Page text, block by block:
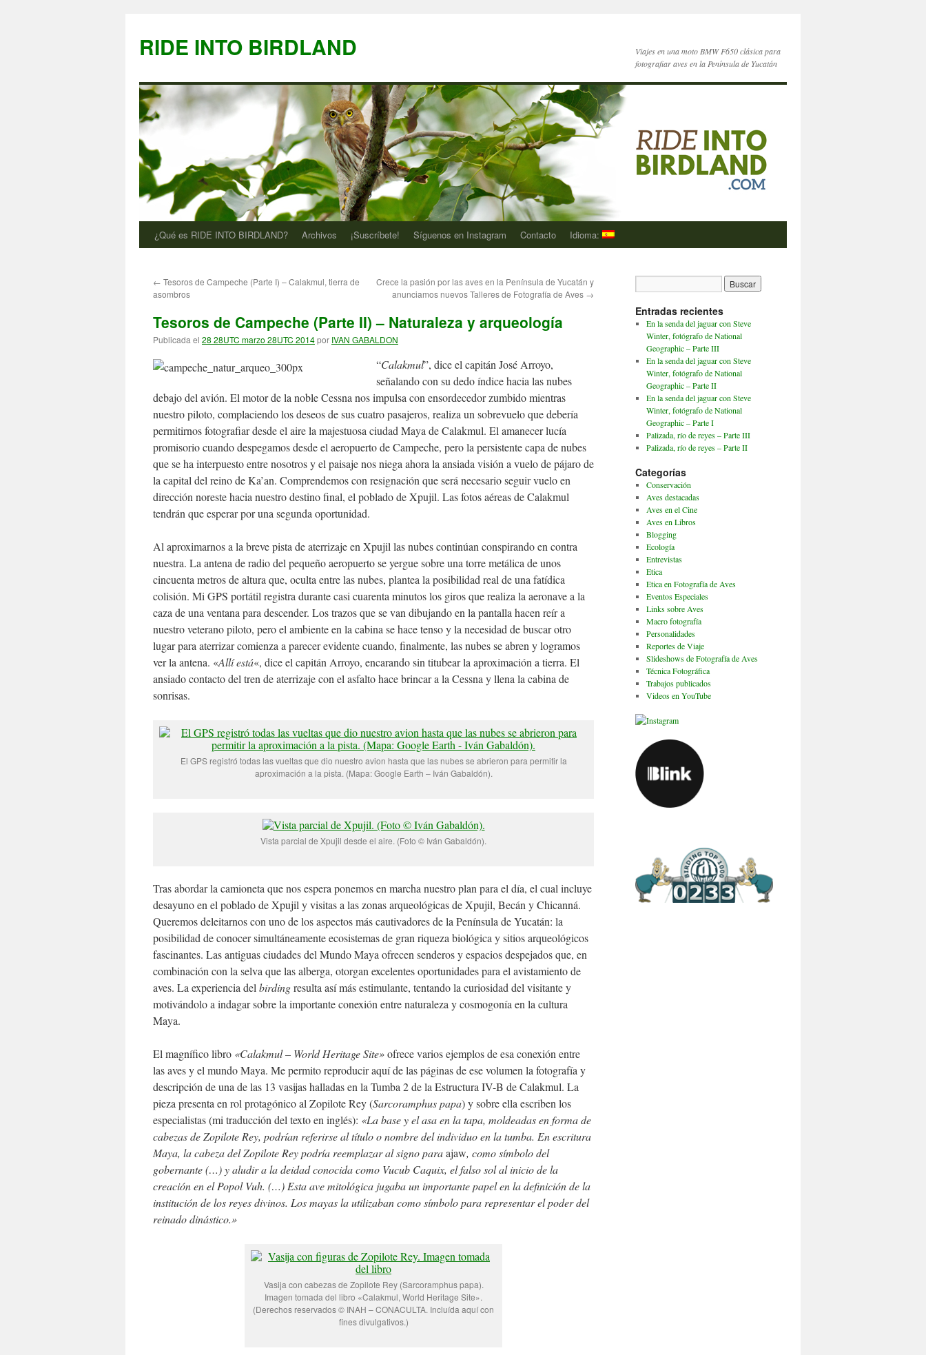
contenido
RIDE INTO BIRDLAND
Viajes en una moto BMW F650 clásica para
fotografiar aves en la Península de Yucatán
¿Qué es RIDE INTO BIRDLAND? Archivos ¡Suscríbete! Síguenos en Instagram Contacto Idioma:
← Tesoros de Campeche (Parte I) – Calakmul, tierra de
asombros
Crece la pasión por las aves en la Península de Yucatán y
anunciamos nuevos Talleres de Fotografía de Aves →
Tesoros de Campeche (Parte II) – Naturaleza y arqueología
Publicada el 28 28UTC marzo 28UTC 2014por IVAN GABALDON
“Calakmul”, dice el capitán José Arroyo,
señalando con su dedo índice hacia las nubes
debajo del avión. El motor de la noble Cessna nos impulsa con ensordecedor zumbido mientras
nuestro piloto, complaciendo los deseos de sus cuatro pasajeros, realiza un sobrevuelo que debería
permitirnos fotografiar desde el aire la majestuosa ciudad Maya de Calakmul. El amanecer lucía
promisorio cuando despegamos desde el aeropuerto de Campeche, pero la persistente capa de nubes
que se ha interpuesto entre nosotros y el paisaje nos niega ahora la ansiada visión a vuelo de pájaro de
la capital del reino de Ka’an. Comprendemos con resignación que será necesario seguir vuelo en
dirección noreste hacia nuestro destino final, el poblado de Xpujil. Las fotos aéreas de Calakmul
tendrán que esperar por una segunda oportunidad.
Al aproximarnos a la breve pista de aterrizaje en Xpujil las nubes continúan conspirando en contra
nuestra. La antena de radio del pequeño aeropuerto se yergue sobre una torre metálica de unos
cincuenta metros de altura que, oculta entre las nubes, plantea la posibilidad real de una fatídica
colisión. Mi GPS portátil registra durante casi cuarenta minutos los giros que realiza la aeronave a la
caza de una ventana para descender. Los trazos que se van dibujando en la pantalla hacen reír a
nuestro veterano piloto, pero el ambiente en la cabina se hace tenso y la necesidad de buscar otro
lugar para aterrizar comienza a parecer evidente cuando, finalmente, las nubes se abren y logramos
ver la antena. «Allí está«, dice el capitán Arroyo, encarando sin titubear la aproximación a tierra. El
ansiado contacto del tren de aterrizaje con el asfalto hace brincar a la Cessna y llena la cabina de
sonrisas.
El GPS registró todas las vueltas que dio nuestro avion hasta que las nubes se abrieron para permitir la
aproximación a la pista. (Mapa: Google Earth – Iván Gabaldón).
Vista parcial de Xpujil desde el aire. (Foto © Iván Gabaldón).
Tras abordar la camioneta que nos espera ponemos en marcha nuestro plan para el día, el cual incluye
desayuno en el poblado de Xpujil y visitas a las zonas arqueológicas de Xpujil, Becán y Chicanná.
Queremos deleitarnos con uno de los aspectos más cautivadores de la Península de Yucatán: la
posibilidad de conocer simultáneamente ecosistemas de gran riqueza biológica y sitios arqueológicos
fascinantes. Las antiguas ciudades del Mundo Maya ofrecen senderos y espacios despejados que, en
combinación con la selva que las alberga, otorgan excelentes oportunidades para el avistamiento de
aves. La experiencia del birdingresulta así más estimulante, tentando la curiosidad del visitante y
motivándolo a indagar sobre la importante conexión entre naturaleza y cosmogonía en la cultura
Maya.
El magnífico libro «Calakmul – World Heritage Site»ofrece varios ejemplos de esa conexión entre
las aves y el mundo Maya. Me permito reproducir aquí de las páginas de ese volumen la fotografía y
descripción de una de las 13 vasijas halladas en la Tumba 2 de la Estructura IV-B de Calakmul. La
pieza presenta en rol protagónico al Zopilote Rey (Sarcoramphus papa) y sobre ella escriben los
especialistas (mi traducción del texto en inglés): «La base y el asa en la tapa, moldeadas en forma de
cabezas de Zopilote Rey, podrían referirse al título o nombre del individuo en la tumba. En escritura
Maya, la cabeza del Zopilote Rey podría reemplazar al signo paraajaw, como símbolo del
gobernante (…) y aludir a la deidad conocida como Vucub Caquix, el falso sol al inicio de la
creación en el Popol Vuh. (…) Esta ave mitológica jugaba un importante papel en la definición de la
institución de los reyes divinos. Los mayas la utilizaban como símbolo para representar el poder del
reinado dinástico.»
Vasija con cabezas de Zopilote Rey (Sarcoramphus papa).
Imagen tomada del libro «Calakmul, World Heritage Site».
(Derechos reservados © INAH – CONACULTA. Incluída aquí con
fines divulgativos.)
Entradas recientes
En la senda del jaguar con Steve
Winter, fotógrafo de National
Geographic – Parte III
En la senda del jaguar con Steve
Winter, fotógrafo de National
Geographic – Parte II
En la senda del jaguar con Steve
Winter, fotógrafo de National
Geographic – Parte I
Palizada, río de reyes – Parte III
Palizada, río de reyes – Parte II
Categorías
Conservación
Aves destacadas
Aves en el Cine
Aves en Libros
Blogging
Ecología
Entrevistas
Etica
Etica en Fotografía de Aves
Eventos Especiales
Links sobre Aves
Macro fotografía
Personalidades
Reportes de Viaje
Slideshows de Fotografía de Aves
Técnica Fotográfica
Trabajos publicados
Videos en YouTube